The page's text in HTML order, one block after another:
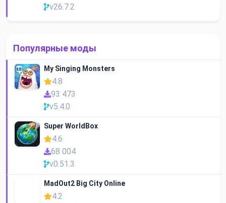
v26.7.2
Популярные моды
My Singing Monsters
4.8
93 473
v5.4.0
Super WorldBox
4.6
68 004
v0.51.3
MadOut2 Big City Online
4.2